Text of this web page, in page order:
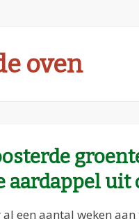
oven
aardappel uit
al een aantal weken